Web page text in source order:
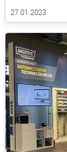
27.01.2023